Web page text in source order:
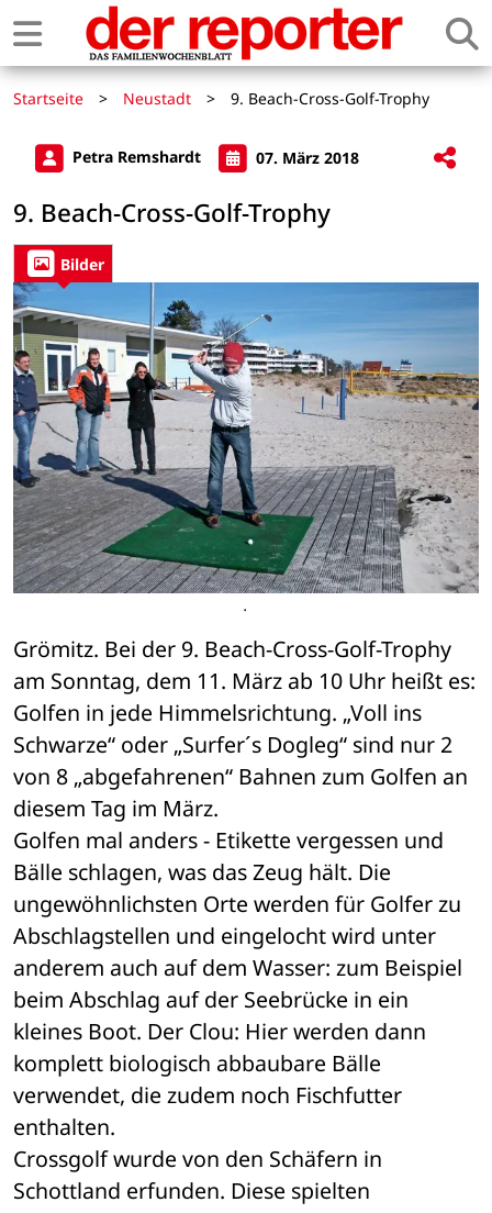
Startseite > Neustadt > 9. Beach-Cross-Golf-Trophy
Petra Remshardt 07. März 2018
9. Beach-Cross-Golf-Trophy
Bilder
.
Grömitz. Bei der 9. Beach-Cross-Golf-Trophy
am Sonntag, dem 11. März ab 10 Uhr heißt es:
Golfen in jede Himmelsrichtung. „Voll ins
Schwarze“ oder „Surfer´s Dogleg“ sind nur 2
von 8 „abgefahrenen“ Bahnen zum Golfen an
diesem Tag im März.
Golfen mal anders - Etikette vergessen und
Bälle schlagen, was das Zeug hält. Die
ungewöhnlichsten Orte werden für Golfer zu
Abschlagstellen und eingelocht wird unter
anderem auch auf dem Wasser: zum Beispiel
beim Abschlag auf der Seebrücke in ein
kleines Boot. Der Clou: Hier werden dann
komplett biologisch abbaubare Bälle
verwendet, die zudem noch Fischfutter
enthalten.
Crossgolf wurde von den Schäfern in
Schottland erfunden. Diese spielten